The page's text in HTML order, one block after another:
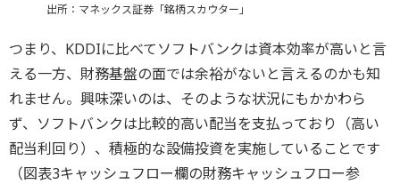
出所：マネックス証券「銘柄スカウター」
つまり、KDDIに比べてソフトバンクは資本効率が高いと言
える一方、財務基盤の面では余裕がないと言えるのかも知
れません。興味深いのは、そのような状況にもかかわら
ず、ソフトバンクは比較的高い配当を支払っており（高い
配当利回り）、積極的な設備投資を実施していることです
（図表3キャッシュフロー欄の財務キャッシュフロー参